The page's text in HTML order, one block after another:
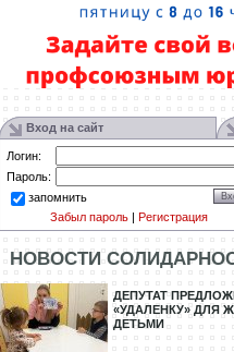
Вход на сайт
Логин:
Пароль:
запомнить
Забыл пароль | Регистрация
НОВОСТИ
ДЕПУТАТ
«УДАЛЕНКУ» ДЛЯ
ДЕТЬМИ